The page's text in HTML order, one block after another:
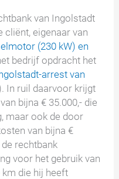
van Ingolstadt
cliënt, eigenaar van
(230 kW) en
bedrijf opdracht het
arrest van
In ruil daarvoor krijgt
bijna € 35.000,- die
maar ook de door
van bijna €
rechtbank
voor het gebruik van
km die hij heeft